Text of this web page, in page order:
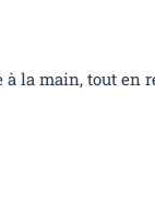
la main, tout en